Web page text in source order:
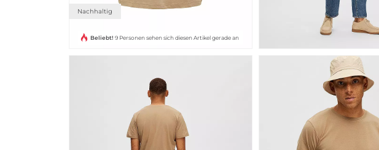
Nachhaltig
Beliebt! 9 Personen sehen sich diesen Artikel gerade an